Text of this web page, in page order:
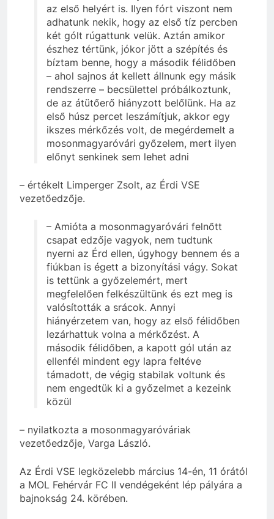
az első helyért is. Ilyen fórt viszont nem
adhatunk nekik, hogy az első tíz percben
két gólt rúgattunk velük. Aztán amikor
észhez tértünk, jókor jött a szépítés és
bíztam benne, hogy a második félidőben
– ahol sajnos át kellett állnunk egy másik
rendszerre – becsülettel próbálkoztunk,
de az átütőerő hiányzott belőlünk. Ha az
első húsz percet leszámítjuk, akkor egy
ikszes mérkőzés volt, de megérdemelt a
mosonmagyaróvári győzelem, mert ilyen
előnyt senkinek sem lehet adni
– értékelt Limperger Zsolt, az Érdi VSE
vezetőedzője.
– Amióta a mosonmagyaróvári felnőtt
csapat edzője vagyok, nem tudtunk
nyerni az Érd ellen, úgyhogy bennem és a
fiúkban is égett a bizonyítási vágy. Sokat
is tettünk a győzelemért, mert
megfelelően felkészültünk és ezt meg is
valósították a srácok. Annyi
hiányérzetem van, hogy az első félidőben
lezárhattuk volna a mérkőzést. A
második félidőben, a kapott gól után az
ellenfél mindent egy lapra feltéve
támadott, de végig stabilak voltunk és
nem engedtük ki a győzelmet a kezeink
közül
– nyilatkozta a mosonmagyaróváriak
vezetőedzője, Varga László.
Az Érdi VSE legközelebb március 14-én, 11 órától
a MOL Fehérvár FC II vendégeként lép pályára a
bajnokság 24. körében.